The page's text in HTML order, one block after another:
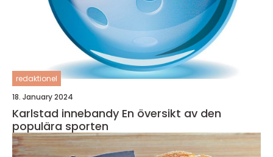
redaktionel
18. January 2024
Karlstad innebandy En översikt av den
populära sporten